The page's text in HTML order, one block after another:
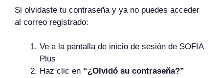
Si olvidaste tu contraseña y ya no puedes acceder
al correo registrado:
Ve a la pantalla de inicio de sesión de SOFIA
Plus
Haz clic en “¿Olvidó su contraseña?”